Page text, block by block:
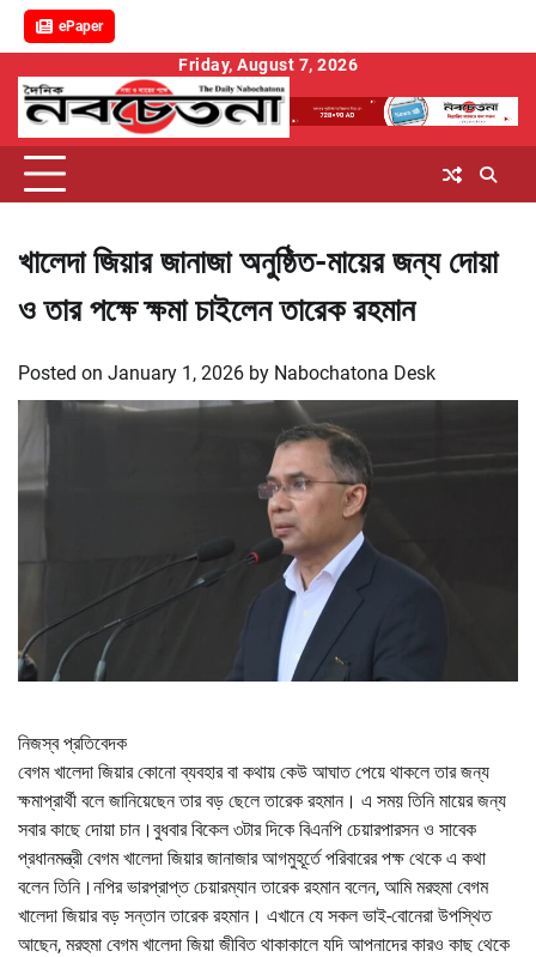
ePaper
content
Friday, August 7, 2026
খালেদা জিয়ার জানাজা অনুষ্ঠিত-মায়ের জন্য দোয়া
ও তার পক্ষে ক্ষমা চাইলেন তারেক রহমান
Posted on January 1, 2026 by Nabochatona Desk
নিজস্ব প্রতিবেদক
বেগম খালেদা জিয়ার কোনো ব্যবহার বা কথায় কেউ আঘাত পেয়ে থাকলে তার জন্য
ক্ষমাপ্রার্থী বলে জানিয়েছেন তার বড় ছেলে তারেক রহমান। এ সময় তিনি মায়ের জন্য
সবার কাছে দোয়া চান।বুধবার বিকেল ৩টার দিকে বিএনপি চেয়ারপারসন ও সাবেক
প্রধানমন্ত্রী বেগম খালেদা জিয়ার জানাজার আগমুহূর্তে পরিবারের পক্ষ থেকে এ কথা
বলেন তিনি।নপির ভারপ্রাপ্ত চেয়ারম্যান তারেক রহমান বলেন, আমি মরহুমা বেগম
খালেদা জিয়ার বড় সন্তান তারেক রহমান। এখানে যে সকল ভাই-বোনেরা উপস্থিত
আছেন, মরহুমা বেগম খালেদা জিয়া জীবিত থাকাকালে যদি আপনাদের কারও কাছ থেকে